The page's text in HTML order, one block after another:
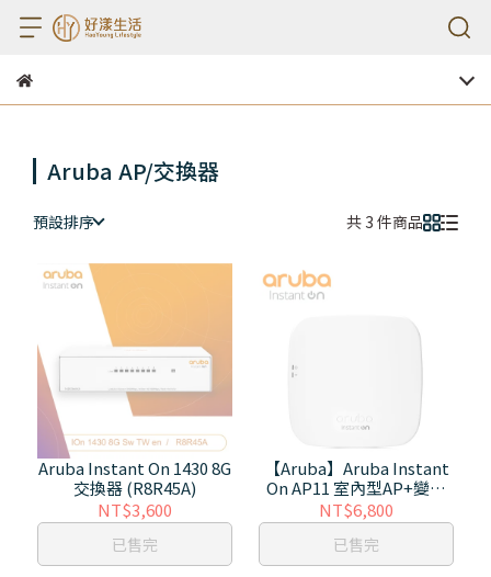
Aruba AP/交換器
預設排序 共 3 件商品
Aruba Instant On 1430 8G
交換器 (R8R45A)
NT$3,600
已售完
【Aruba】Aruba Instant
On AP11 室內型AP+變壓
器(R2W96A+WT-PS12V-
OC20)
NT$6,800
已售完